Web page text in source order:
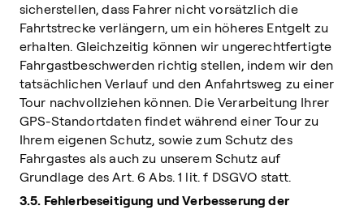
sicherstellen, dass Fahrer nicht vorsätzlich die
Fahrtstrecke verlängern, um ein höheres Entgelt zu
erhalten. Gleichzeitig können wir ungerechtfertigte
Fahrgastbeschwerden richtig stellen, indem wir den
tatsächlichen Verlauf und den Anfahrtsweg zu einer
Tour nachvollziehen können. Die Verarbeitung Ihrer
GPS-Standortdaten findet während einer Tour zu
Ihrem eigenen Schutz, sowie zum Schutz des
Fahrgastes als auch zu unserem Schutz auf
Grundlage des Art. 6 Abs. 1 lit. f DSGVO statt.
3.5. Fehlerbeseitigung und Verbesserung der